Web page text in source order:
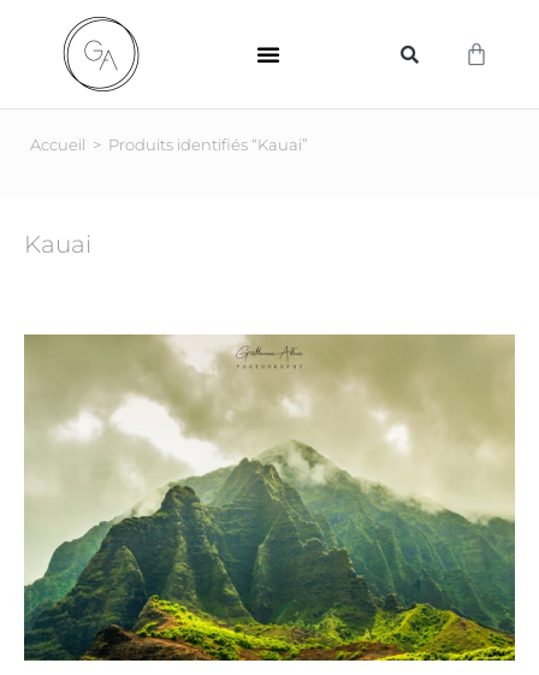
Accueil > Produits identifiés “Kauai”
Kauai